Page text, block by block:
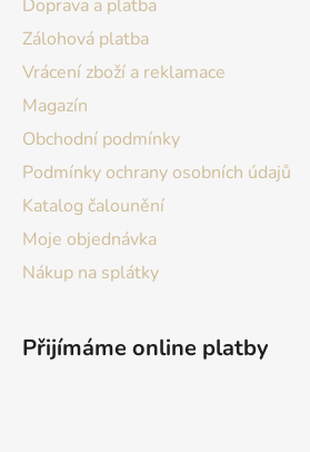
u
Doprava a platba
Zálohová platba
Vrácení zboží a reklamace
Magazín
Obchodní podmínky
Podmínky ochrany osobních údajů
Katalog čalounění
Moje objednávka
Nákup na splátky
Přijímáme online platby